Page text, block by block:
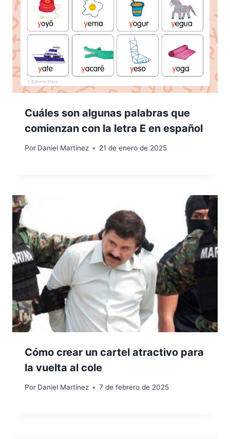
Cuáles son algunas palabras que
comienzan con la letra E en español
Por Daniel Martínez 21 de enero de 2025
Cómo crear un cartel atractivo para
la vuelta al cole
Por Daniel Martínez 7 de febrero de 2025